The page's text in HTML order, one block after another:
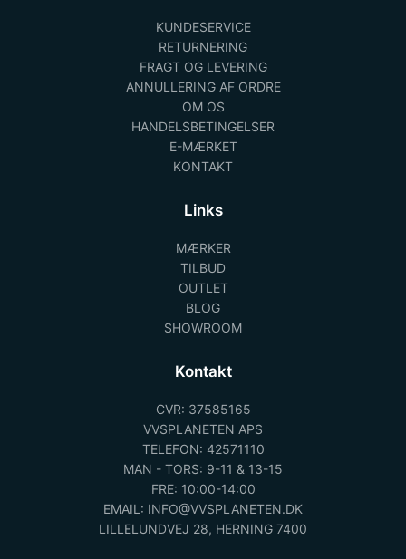
KUNDESERVICE
RETURNERING
FRAGT OG LEVERING
ANNULLERING AF ORDRE
OM OS
HANDELSBETINGELSER
E-MÆRKET
KONTAKT
Links
MÆRKER
TILBUD
OUTLET
BLOG
SHOWROOM
Kontakt
CVR: 37585165
VVSPLANETEN APS
TELEFON: 42571110
MAN - TORS: 9-11 & 13-15
FRE: 10:00-14:00
EMAIL: INFO@VVSPLANETEN.DK
LILLELUNDVEJ 28, HERNING 7400